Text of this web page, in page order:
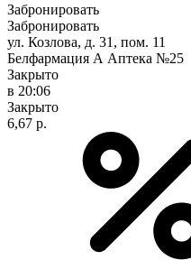
Забронировать
Забронировать
ул. Козлова, д. 31, пом. 11
Белфармация А Аптека №25
Закрыто
в 20:06
Закрыто
6,67 р.